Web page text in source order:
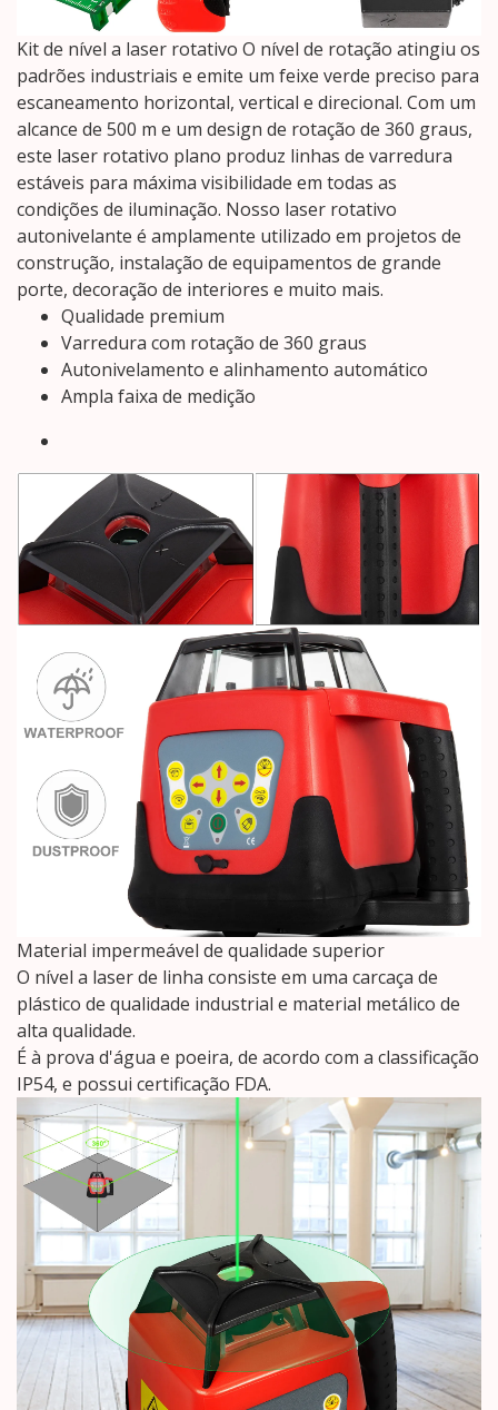
Kit de nível a laser rotativo O nível de rotação atingiu os
padrões industriais e emite um feixe verde preciso para
escaneamento horizontal, vertical e direcional. Com um
alcance de 500 m e um design de rotação de 360 ​​graus,
este laser rotativo plano produz linhas de varredura
estáveis ​​para máxima visibilidade em todas as
condições de iluminação. Nosso laser rotativo
autonivelante é amplamente utilizado em projetos de
construção, instalação de equipamentos de grande
porte, decoração de interiores e muito mais.
Qualidade premium
Varredura com rotação de 360 ​​graus
Autonivelamento e alinhamento automático
Ampla faixa de medição
Material impermeável de qualidade superior
O nível a laser de linha consiste em uma carcaça de
plástico de qualidade industrial e material metálico de
alta qualidade.
É à prova d'água e poeira, de acordo com a classificação
IP54, e possui certificação FDA.